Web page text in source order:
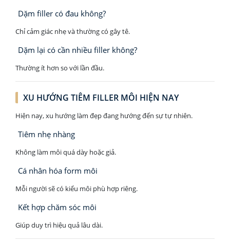
Dặm filler có đau không?
Chỉ cảm giác nhẹ và thường có gây tê.
Dặm lại có cần nhiều filler không?
Thường ít hơn so với lần đầu.
XU HƯỚNG TIÊM FILLER MÔI HIỆN NAY
Hiện nay, xu hướng làm đẹp đang hướng đến sự tự nhiên.
Tiêm nhẹ nhàng
Không làm môi quá dày hoặc giả.
Cá nhân hóa form môi
Mỗi người sẽ có kiểu môi phù hợp riêng.
Kết hợp chăm sóc môi
Giúp duy trì hiệu quả lâu dài.